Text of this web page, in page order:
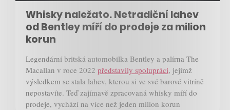
Whisky naležato. Netradiční lahev
od Bentley míří do prodeje za milion
korun
Legendární britská automobilka Bentley a palírna The
Macallan v roce 2022 představily spolupráci, jejímž
výsledkem se stala lahev, kterou si ve své barové vitríně
nepostavíte. Teď zajímavě zpracovaná whisky míří do
prodeje, vychází na více než jeden milion korun